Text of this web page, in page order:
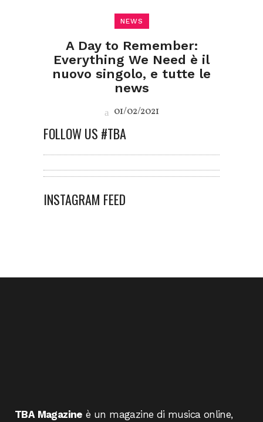
NEWS
A Day to Remember:
Everything We Need è il
nuovo singolo, e tutte le
news
01/02/2021
FOLLOW US #TBA
INSTAGRAM FEED
TBA Magazine è un magazine di musica online,